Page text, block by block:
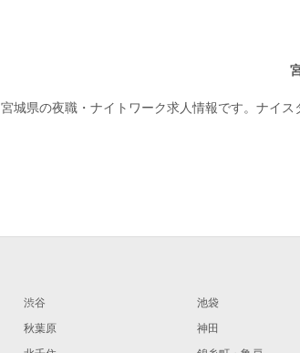
宮城県の夜職・ナイトワーク求人情報です。ナイ
渋谷 池袋
秋葉原 神田